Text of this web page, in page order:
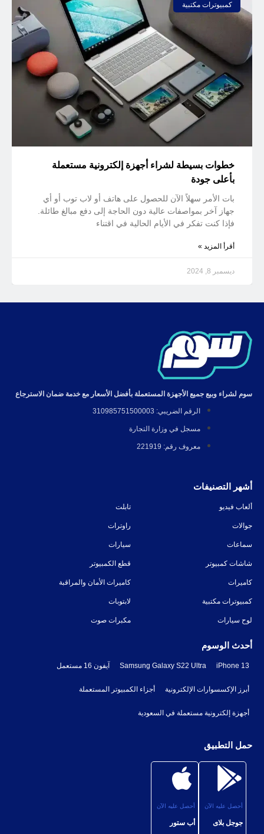
كمبيوترات مكتبية
خطوات بسيطة لشراء أجهزة إلكترونية مستعملة
بأعلى جودة
بات الأمر سهلاً الآن للحصول على هاتف أو لاب توب أو أي
جهاز آخر بمواصفات عالية دون الحاجة إلى دفع مبالغ طائلة.
فإذا كنت تفكر في الأيام الحالية في اقتناء
أقرأ المزيد »
ديسمبر 8, 2024
سوم لشراء وبيع جميع الأجهزة المستعملة بأفضل الأسعار مع خدمة ضمان الاسترجاع
الرقم الضريبي: 310985751500003
مسجل في وزارة التجارة
معروف رقم: 221919
أشهر التصنيفات
ألعاب فيديو تابلت
جوالات راوترات
سماعات سيارات
شاشات كمبيوتر قطع الكمبيوتر
كاميرات كاميرات الأمان والمراقبة
كمبيوترات مكتبية لابتوبات
لوح سيارات مكبرات صوت
أحدث الوسوم
iPhone 13
Samsung Galaxy S22 Ultra آيفون 16 مستعمل
أبرز الإكسسوارات الإلكترونية أجزاء الكمبيوتر المستعملة
أجهزة إلكترونية مستعملة في السعودية
حمل التطبيق
أحصل عليه الآن
جوجل بلاى
أحصل عليه الآن
أب ستور